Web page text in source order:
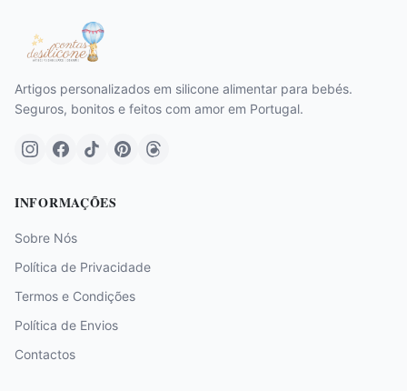
Artigos personalizados em silicone alimentar para bebés.
Seguros, bonitos e feitos com amor em Portugal.
INFORMAÇÕES
Sobre Nós
Política de Privacidade
Termos e Condições
Política de Envios
Contactos